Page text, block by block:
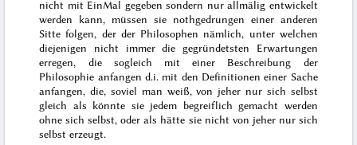
nicht mit EinMal gegeben sondern nur allmälig entwickelt
werden kann, müssen sie nothgedrungen einer anderen
Sitte folgen, der der Philosophen nämlich, unter welchen
diejenigen nicht immer die gegründetsten Erwartungen
erregen, die sogleich mit einer Beschreibung der
Philosophie anfangen d.i. mit den Definitionen einer Sache
anfangen, die, soviel man weiß, von jeher nur sich selbst
gleich als könnte sie jedem begreiflichgemacht werden
ohne sich selbst, oder als hätte sie nicht von jeher nur sich
selbst erzeugt.